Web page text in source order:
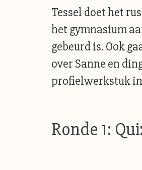
Tessel doet het
het gymnasium
gebeurd is. Ook
over Sanne en
profielwerkstuk
Ronde 1: